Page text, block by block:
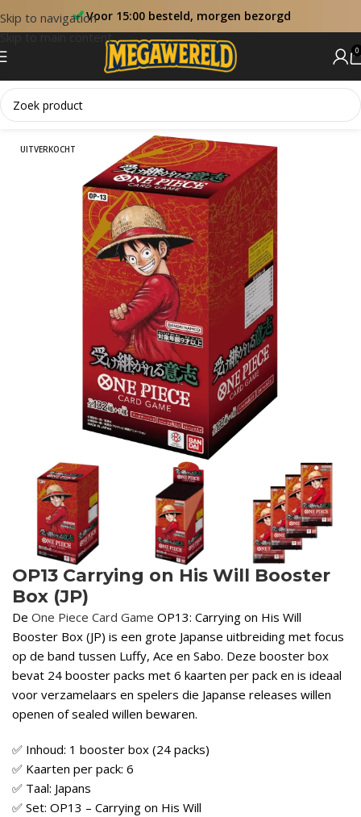
Skip to navigation
Skip to main content
Voor 15:00 besteld, morgen bezorgd
0
Home One Piece Booster Boxen
UITVERKOCHT
OP13 Carrying on His Will Booster
Box (JP)
De One Piece Card Game OP13: Carrying on His Will
Booster Box (JP) is een grote Japanse uitbreiding met focus
op de band tussen Luffy, Ace en Sabo. Deze booster box
bevat 24 booster packs met 6 kaarten per pack en is ideaal
voor verzamelaars en spelers die Japanse releases willen
openen of sealed willen bewaren.
✅ Inhoud: 1 booster box (24 packs)
✅ Kaarten per pack: 6
✅ Taal: Japans
✅ Set: OP13 – Carrying on His Will